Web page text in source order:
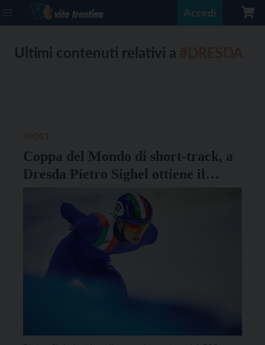
Accedi
Ultimi contenuti relativi a
Coppa del Mondo di short-track, a
Dresda Pietro Sighel ottiene il